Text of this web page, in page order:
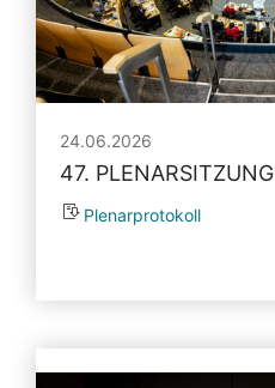
24.06.2026
47. PLENARSITZUNG
Plenarprotokoll